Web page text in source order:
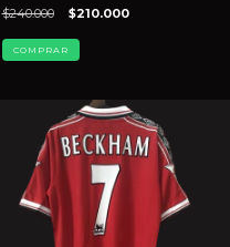
$240.000 $210.000
COMPRAR